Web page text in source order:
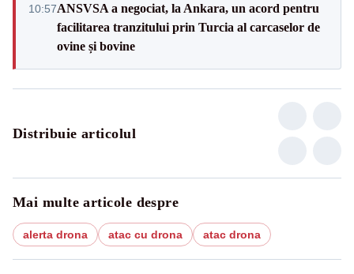
10:57ANSVSA a negociat, la Ankara, un acord pentru
facilitarea tranzitului prin Turcia al carcaselor de
ovine și bovine
Distribuie articolul
Mai multe articole despre
alerta drona atac cu drona atac drona